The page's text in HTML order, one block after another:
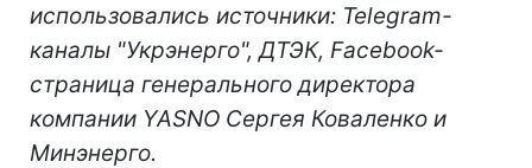
использовались источники: Telegram-
каналы "Укрэнерго", ДТЭК, Facebook-
страница генерального директора
компании YASNO Сергея Коваленко и
Минэнерго.